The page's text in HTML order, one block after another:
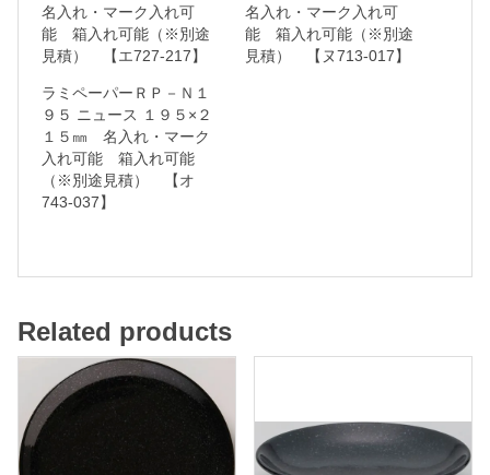
箱
れ
可
名入れ・マーク入れ可
能 箱入れ可能（※別途
見積） 【エ727-217】
名入れ・マーク入れ可
能 箱入れ可能（※別途
見積） 【ヌ713-017】
ラミペーパーＲＰ－Ｎ１
９５ ニュース １９５×２
１５㎜ 名入れ・マーク
入れ可能 箱入れ可能
（※別途見積） 【オ
743-037】
Related products